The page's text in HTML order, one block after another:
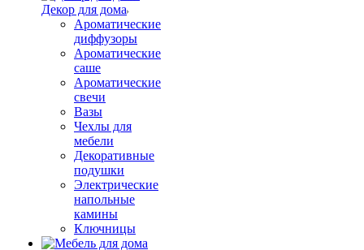
Декор для дома
Ароматические
диффузоры
Ароматические
саше
Ароматические
свечи
Вазы
Чехлы для
мебели
Декоративные
подушки
Электрические
напольные
камины
Ключницы